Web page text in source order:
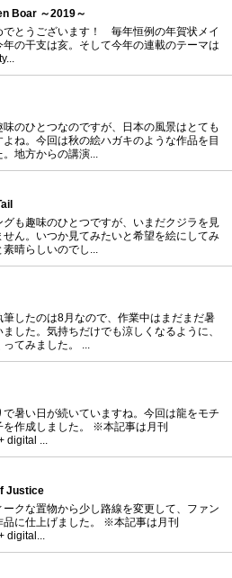
Boar ～2019～
でとうございます！ 毎年恒例の年賀状メイ
年の干支は亥。そして今年の連載のテーマは
のひとつなのですが、日本の風景はとても
ね。今回は秋の絵ハガキのような作品を目
地方からの講演...
も趣味のひとつですが、いまだクジラを見
せん。いつか見てみたいと希望を絵にしてみ
晴らしいのでし...
筆したのは8月なので、作業中はまだまだ暑
した。気持ちだけでも涼しくなるように、
てみました。 ...
で暑い日が続いていますね。今回は龍をモチ
を作成しました。 ※本記事は月刊
digital ...
Justice
クな置物から少し路線を変更して、ファン
品に仕上げました。 ※本記事は月刊
digital...